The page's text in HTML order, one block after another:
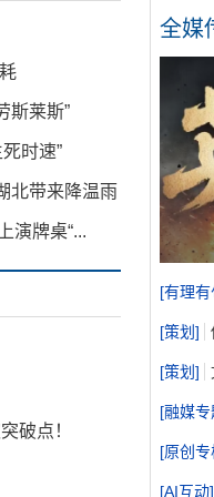
斯莱斯”
时速”
北带来降温雨
一种方式...
演牌桌“...
连夜鏖...
举每...
衣衫...
湿透了
热血接...
破点！
全媒
[有理有
[策划 ]
[策划 ]
[融媒专
[原创专
[AI互动]